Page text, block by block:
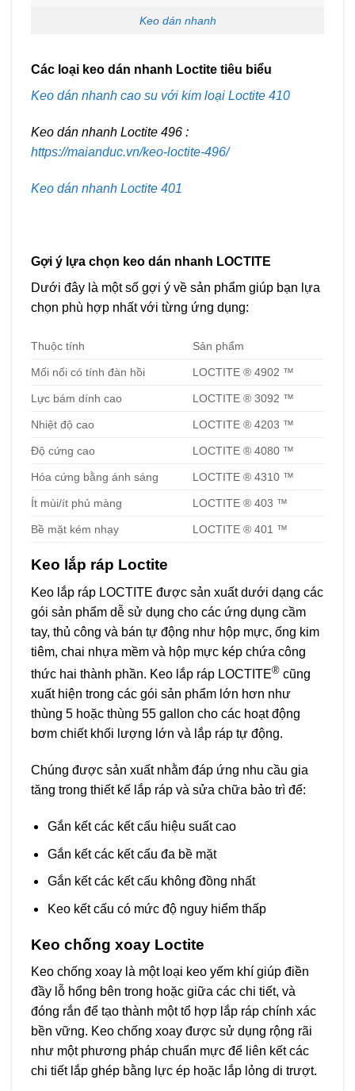
Keo dán nhanh
Các loại keo dán nhanh Loctite tiêu biểu
Keo dán nhanh cao su với kim loại Loctite 410
Keo dán nhanh Loctite 496 :
https://maianduc.vn/keo-loctite-496/
Keo dán nhanh Loctite 401
Gợi ý lựa chọn keo dán nhanh LOCTITE
Dưới đây là một số gợi ý về sản phẩm giúp bạn lựa
chọn phù hợp nhất với từng ứng dụng:
Thuộc tính Sản phẩm
Mối nối có tính đàn hồi LOCTITE ® 4902 ™
Lực bám dính cao LOCTITE ® 3092 ™
Nhiệt độ cao LOCTITE ® 4203 ™
Độ cứng cao LOCTITE ® 4080 ™
Hóa cứng bằng ánh sáng LOCTITE ® 4310 ™
Ít mùi/ít phủ màng LOCTITE ® 403 ™
Bề mặt kém nhạy LOCTITE ® 401 ™
Keo lắp ráp Loctite
Keo lắp ráp LOCTITE được sản xuất dưới dạng các
gói sản phẩm dễ sử dụng cho các ứng dụng cầm
tay, thủ công và bán tự động như hộp mực, ống kim
tiêm, chai nhựa mềm và hộp mực kép chứa công
thức hai thành phần. Keo lắp ráp LOCTITE® cũng
xuất hiện trong các gói sản phẩm lớn hơn như
thùng 5 hoặc thùng 55 gallon cho các hoạt động
bơm chiết khối lượng lớn và lắp ráp tự động.
Chúng được sản xuất nhằm đáp ứng nhu cầu gia
tăng trong thiết kế lắp ráp và sửa chữa bảo trì để:
Gắn kết các kết cấu hiệu suất cao
Gắn kết các kết cấu đa bề mặt
Gắn kết các kết cấu không đồng nhất
Keo kết cấu có mức độ nguy hiểm thấp
Keo chống xoay Loctite
Keo chống xoay là một loại keo yếm khí giúp điền
đầy lỗ hổng bên trong hoặc giữa các chi tiết, và
đóng rắn để tạo thành một tổ hợp lắp ráp chính xác
bền vững. Keo chống xoay được sử dụng rộng rãi
như một phương pháp chuẩn mực để liên kết các
chi tiết lắp ghép bằng lực ép hoặc lắp lỏng di trượt.